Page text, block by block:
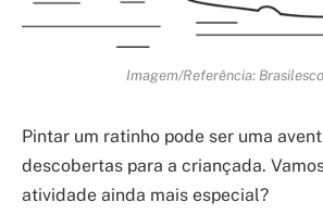
Imagem/Referência:
Pintar um ratinho pode ser uma
descobertas para a criançada.
atividade ainda mais especial?